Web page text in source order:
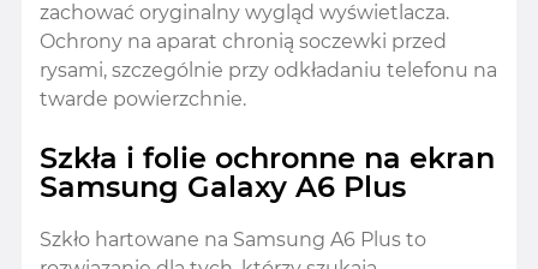
zachować oryginalny wygląd wyświetlacza.
Ochrony na aparat chronią soczewki przed
rysami, szczególnie przy odkładaniu telefonu na
twarde powierzchnie.
Szkła i folie ochronne na ekran
Samsung Galaxy A6 Plus
Szkło hartowane na Samsung A6 Plus to